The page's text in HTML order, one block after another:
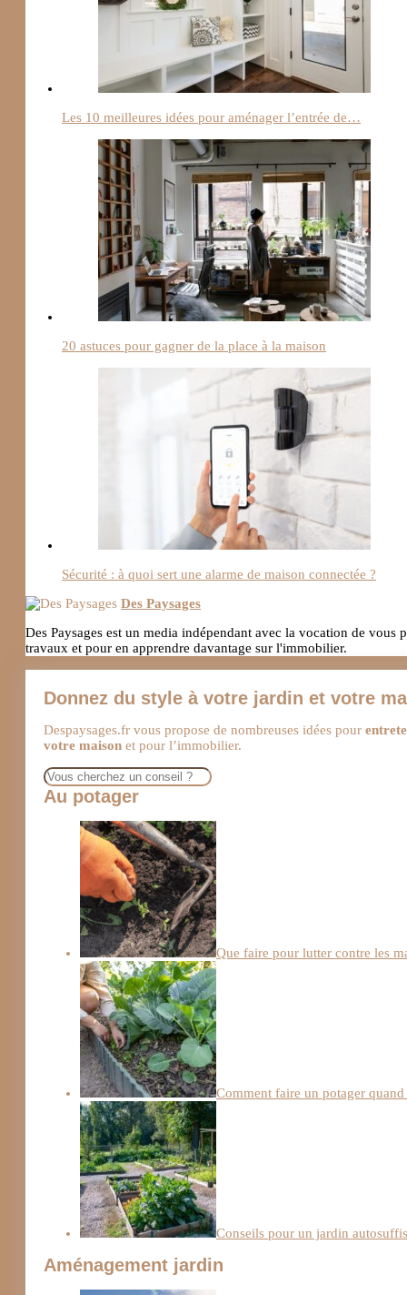
Les 10 meilleures idées pour aménager l’entrée de…
20 astuces pour gagner de la place à la maison
Sécurité : à quoi sert une alarme de maison connectée ?
Des Paysages
Des Paysages est un media indépendant avec la vocation de
travaux et pour en apprendre davantage sur l'immobilier.
Donnez du style à votre jardin et votre
Despaysages.fr vous propose de nombreuses idées pour
votre maison et pour l’immobilier.
Rechercher
Au potager
Que faire pour lutter contre les
Comment faire un potager
Conseils pour un jardin
Aménagement jardin